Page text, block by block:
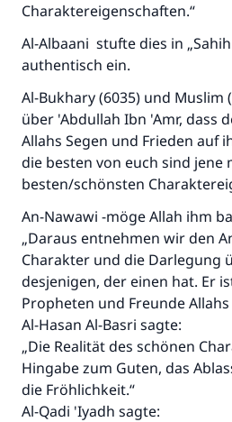
Charaktereigenschaften.“
Al-Albaani stufte dies in
authentisch ein.
Al-Bukhary (6035) und Muslim
über 'Abdullah Ibn 'Amr, dass
Allahs Segen und Frieden auf
die besten von euch sind jene
besten/schönsten
An-Nawawi -möge Allah ihm
„Daraus entnehmen wir den
Charakter und die Darlegung
desjenigen, der einen hat. Er
Propheten und Freunde
Al-Hasan Al-Basri sagte:
„Die Realität des schönen
Hingabe zum Guten, das
die Fröhlichkeit.“
Al-Qadi 'Iyadh sagte: